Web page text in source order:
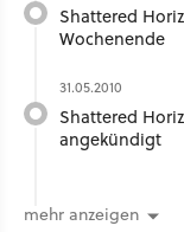
Shattered
Wochenende
31.05.2010
Shattered
angekündigt
mehr anzeigen